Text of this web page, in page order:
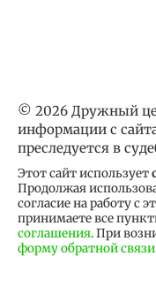
© 2026 Дружный
информации с
преследуется в
Этот сайт использует
Продолжая
согласие на работу с
принимаете все
соглашения. При
форму обратной связи